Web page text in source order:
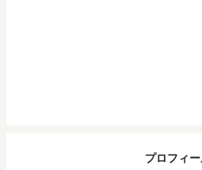
プロフィ